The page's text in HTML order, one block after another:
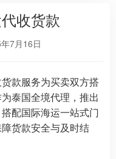
收货款
7月16日
款服务为买卖双方搭
泰国全境代理，推出
配国际海运一站式门
货款安全与及时结